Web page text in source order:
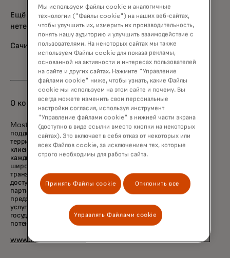
Ещё раз спасибо за всю вашу поддержку. С
нетерпением жду скорой встречи с вами.
Сачин
О компании Mastercard
Mastercard поддерживает экономики и
поддерживает людей в 200+ странах и
территориях по всему миру. Вместе с нашими
клиентами мы строим устойчивую экономику, где
каждый может процветать. Мы поддерживаем
широкий спектр цифровых платежей, делая
транзакции безопасными, простыми, умными и
доступными. Наши технологии и инновации,
партнерства и сети объединяются, чтобы
предоставить уникальный набор продуктов и
услуг, которые помогают людям, бизнесу и
государствам реализовать свой максимальный
потенциал.
www.mastercard.com
Мы используем файлы cookie и аналогичные
технологии ("Файлы cookie") на наших веб-сайтах,
чтобы улучшить их, измерить их производительность,
понять нашу аудиторию и улучшить взаимодействие с
пользователями. На некоторых сайтах мы также
используем Файлы cookie для показа рекламы,
основанной на активности и интересах пользователей
на сайте и других сайтах. Нажмите "Управление
файлами cookie" ниже, чтобы узнать, какие Файлы
cookie мы используем на этом сайте и почему. Вы
всегда можете изменить свои персональные
настройки согласия, используя инструмент
"Управление файлами cookie" в нижней части экрана
(доступно в виде ссылки вместо кнопки на некоторых
сайтах). Это включает в себя отказ от некоторых или
всех Файлов cookie, за исключением тех, которые
строго необходимы для работы сайта.
Принять Файлы cookie Отклонить все
Управлять Файлами cookie